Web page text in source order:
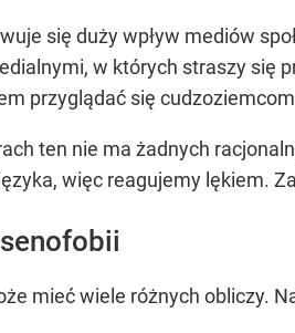
się duży wpływ mediów
w których straszy się
przyglądać się
ten nie ma żadnych
więc reagujemy lękiem.
mieć wiele różnych obliczy.